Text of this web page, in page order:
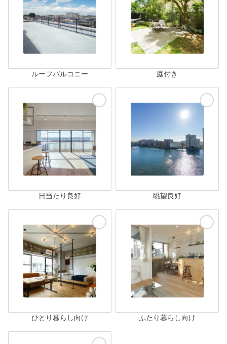
ルーフバルコニー 庭付き
日当たり良好 眺望良好
ひとり暮らし向け ふたり暮らし向け